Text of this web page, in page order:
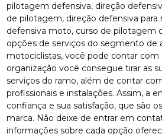
pilotagem defensiva, direção
de pilotagem, direção defensiva para
defensiva moto, curso de pilotagem
opções de serviços do segmento de
motociclistas, você pode contar com
organização você consegue tirar as
serviços do ramo, além de contar
profissionais e instalações. Assim, a
confiança e sua satisfação, que são
marca. Não deixe de entrar em
informações sobre cada opção